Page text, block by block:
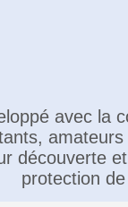
avec la
découverte
protection